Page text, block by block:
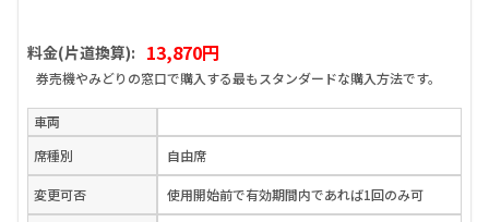
料金(片道換算): 13,870円
券売機やみどりの窓口で購入する最もスタンダードな購入方法です。
車両
席種別
自由席
変更可否 使用開始前で有効期間内であれば1回のみ可